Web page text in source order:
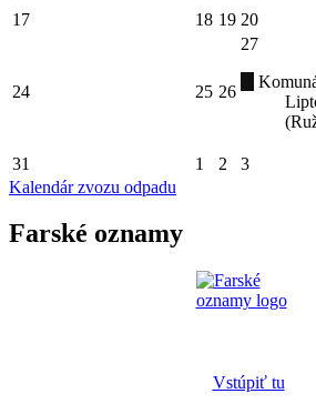
17 18 19 20
24 25 26
27
31 1 2 3
Kalendár zvozu odpadu
Farské oznamy
Vstúpiť tu